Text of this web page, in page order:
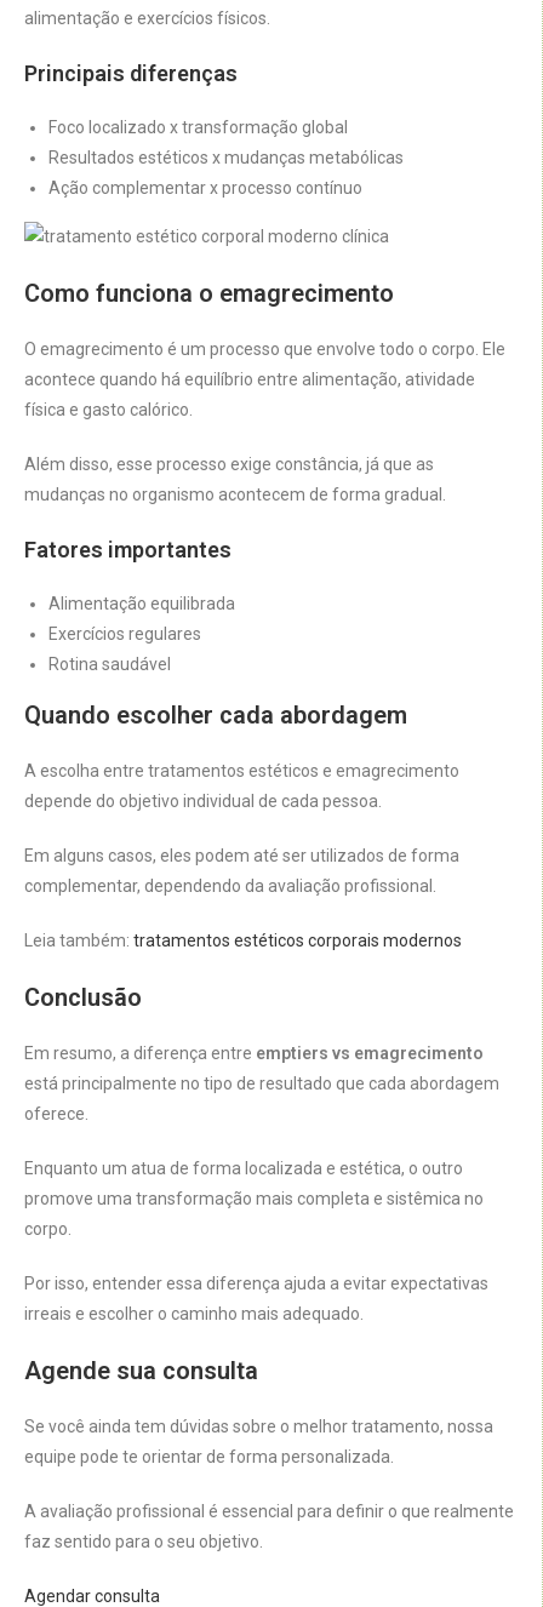
alimentação e exercícios físicos.
Principais diferenças
Foco localizado x transformação global
Resultados estéticos x mudanças metabólicas
Ação complementar x processo contínuo
Como funciona o emagrecimento
O emagrecimento é um processo que envolve todo o corpo. Ele
acontece quando há equilíbrio entre alimentação, atividade
física e gasto calórico.
Além disso, esse processo exige constância, já que as
mudanças no organismo acontecem de forma gradual.
Fatores importantes
Alimentação equilibrada
Exercícios regulares
Rotina saudável
Quando escolher cada abordagem
A escolha entre tratamentos estéticos e emagrecimento
depende do objetivo individual de cada pessoa.
Em alguns casos, eles podem até ser utilizados de forma
complementar, dependendo da avaliação profissional.
Leia também: tratamentos estéticos corporais modernos
Conclusão
Em resumo, a diferença entre emptiers vs emagrecimento
está principalmente no tipo de resultado que cada abordagem
oferece.
Enquanto um atua de forma localizada e estética, o outro
promove uma transformação mais completa e sistêmica no
corpo.
Por isso, entender essa diferença ajuda a evitar expectativas
irreais e escolher o caminho mais adequado.
Agende sua consulta
Se você ainda tem dúvidas sobre o melhor tratamento, nossa
equipe pode te orientar de forma personalizada.
A avaliação profissional é essencial para definir o que realmente
faz sentido para o seu objetivo.
Agendar consulta